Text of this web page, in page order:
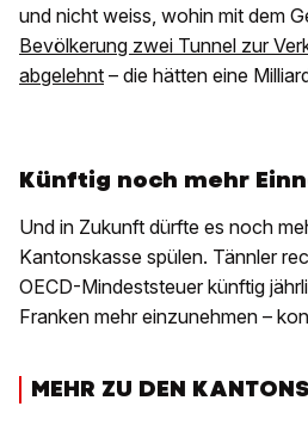
und nicht weiss, wohin mit dem
Bevölkerung zwei Tunnel zur
abgelehnt – die hätten eine
Künftig noch mehr
Und in Zukunft dürfte es noch
Kantonskasse spülen. Tännler
OECD-Mindeststeuer künftig
Franken mehr einzunehmen –
MEHR ZU DEN